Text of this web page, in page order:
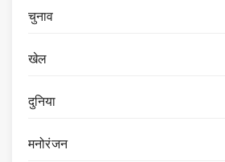
चुनाव
खेल
दुनिया
मनोरंजन